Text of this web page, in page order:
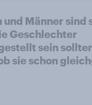
und Männer sind
Geschlechter
sein
sie schon